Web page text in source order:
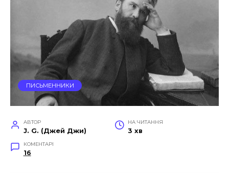
ПИСЬМЕННИКИ
АВТОР
J. G. (Джей Джи)
НА ЧИТАННЯ
3 хв
КОМЕНТАРІ
16